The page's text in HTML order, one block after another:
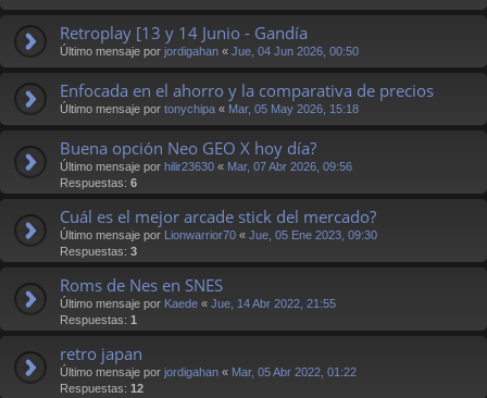
Retroplay [13 y 14 Junio - Gandía
Último mensaje por jordigahan « Jue, 04 Jun 2026, 00:50
Enfocada en el ahorro y la comparativa de precios
Último mensaje por tonychipa « Mar, 05 May 2026, 15:18
Buena opción Neo GEO X hoy día?
Último mensaje por hilir23630 « Mar, 07 Abr 2026, 09:56
Respuestas: 6
Cuál es el mejor arcade stick del mercado?
Último mensaje por Lionwarrior70 « Jue, 05 Ene 2023, 09:30
Respuestas: 3
Roms de Nes en SNES
Último mensaje por Kaede « Jue, 14 Abr 2022, 21:55
Respuestas: 1
retro japan
Último mensaje por jordigahan « Mar, 05 Abr 2022, 01:22
Respuestas: 12